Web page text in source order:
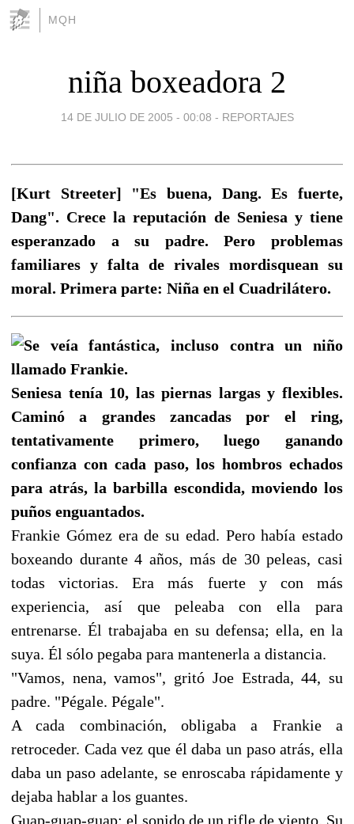
MQH
niña boxeadora 2
14 DE JULIO DE 2005 - 00:08 - REPORTAJES
[Kurt Streeter] "Es buena, Dang. Es fuerte,
Dang". Crece la reputación de Seniesa y tiene
esperanzado a su padre. Pero problemas
familiares y falta de rivales mordisquean su
moral. Primera parte: Niña en el Cuadrilátero.
Se veía fantástica, incluso contra un niño
llamado Frankie.
Seniesa tenía 10, las piernas largas y flexibles.
Caminó a grandes zancadas por el ring,
tentativamente primero, luego ganando
confianza con cada paso, los hombros echados
para atrás, la barbilla escondida, moviendo los
puños enguantados.
Frankie Gómez era de su edad. Pero había estado
boxeando durante 4 años, más de 30 peleas, casi
todas victorias. Era más fuerte y con más
experiencia, así que peleaba con ella para
entrenarse. Él trabajaba en su defensa; ella, en la
suya. Él sólo pegaba para mantenerla a distancia.
"Vamos, nena, vamos", gritó Joe Estrada, 44, su
padre. "Pégale. Pégale".
A cada combinación, obligaba a Frankie a
retroceder. Cada vez que él daba un paso atrás, ella
daba un paso adelante, se enroscaba rápidamente y
dejaba hablar a los guantes.
Guap-guap-guap: el sonido de un rifle de viento. Su